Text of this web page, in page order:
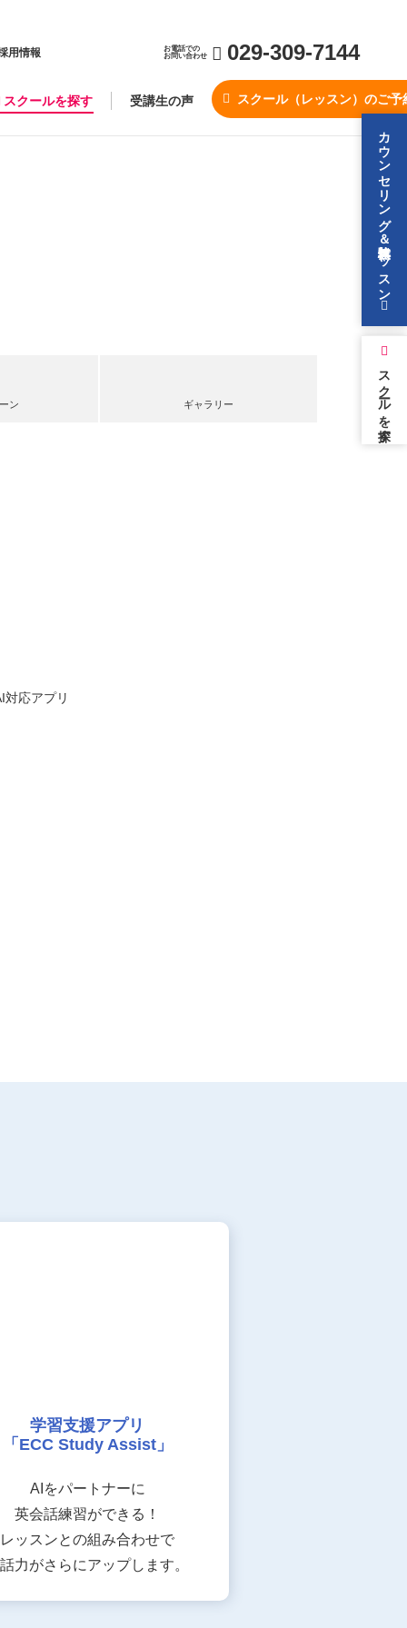
用情報
お電話での
お問い合わせ
029-309-7144
スクールを探す 受講生の声 スクール（レッスン）のご予
カウンセリング＆無料体験レッスン
スクールを探す
ン ギャラリー
学習支援アプリ
「ECC Study Assist」
AIをパートナーに
英会話練習ができる！
レッスンとの組み合わせで
力がさらにアップします。